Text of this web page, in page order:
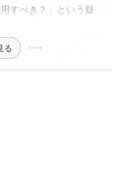
すべき？」という疑
る